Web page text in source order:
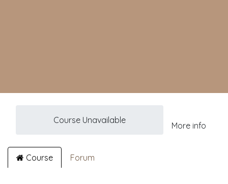
Course Unavailable
More info
Course Forum